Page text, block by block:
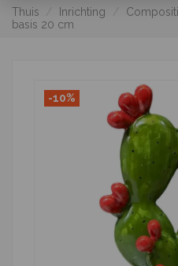
Thuis Inrichting
basis 20 cm
-10%